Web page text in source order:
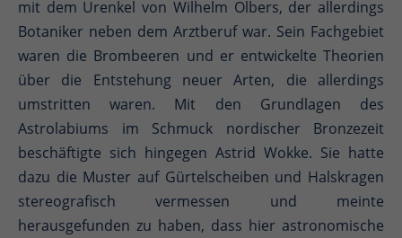
mit dem Urenkel von Wilhelm Olbers, der allerdings
Botaniker neben dem Arztberuf war. Sein Fachgebiet
waren die Brombeeren und er entwickelte Theorien
über die Entstehung neuer Arten, die allerdings
umstritten waren. Mit den Grundlagen des
Astrolabiums im Schmuck nordischer Bronzezeit
beschäftigte sich hingegen Astrid Wokke. Sie hatte
dazu die Muster auf Gürtelscheiben und Halskragen
stereografisch vermessen und meinte
herausgefunden zu haben, dass hier astronomische